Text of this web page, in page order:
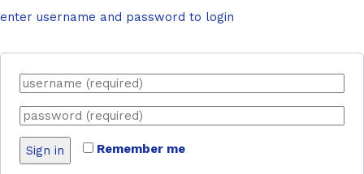
enter username and password to login
Remember me
Sign in